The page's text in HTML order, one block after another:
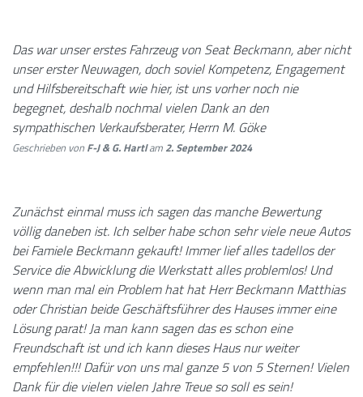
Das war unser erstes Fahrzeug von Seat Beckmann, aber nicht
unser erster Neuwagen, doch soviel Kompetenz, Engagement
und Hilfsbereitschaft wie hier, ist uns vorher noch nie
begegnet, deshalb nochmal vielen Dank an den
sympathischen Verkaufsberater, Herrn M. Göke
Geschrieben von F-J & G. Hartlam 2. September 2024
Zunächst einmal muss ich sagen das manche Bewertung
völlig daneben ist. Ich selber habe schon sehr viele neue Autos
bei Famiele Beckmann gekauft! Immer lief alles tadellos der
Service die Abwicklung die Werkstatt alles problemlos! Und
wenn man mal ein Problem hat hat Herr Beckmann Matthias
oder Christian beide Geschäftsführer des Hauses immer eine
Lösung parat! Ja man kann sagen das es schon eine
Freundschaft ist und ich kann dieses Haus nur weiter
empfehlen!!! Dafür von uns mal ganze 5 von 5 Sternen! Vielen
Dank für die vielen vielen Jahre Treue so soll es sein!